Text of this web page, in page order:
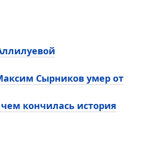
Сырников умер от
кончилась история